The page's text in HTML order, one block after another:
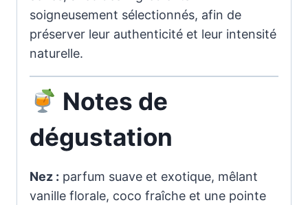
soigneusement sélectionnés, afin de
préserver leur authenticité et leur intensité
naturelle.
Notes de
dégustation
Nez : parfum suave et exotique, mêlant
vanille florale, coco fraîche et une pointe